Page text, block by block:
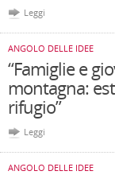
Leggi
ANGOLO DELLE IDEE
“Famiglie e
montagna:
rifugio”
Leggi
ANGOLO DELLE IDEE